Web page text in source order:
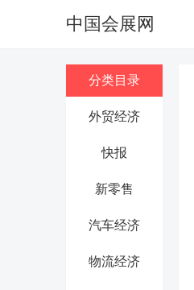
中国会展网
分类目录
外贸经济
快报
新零售
汽车经济
物流经济